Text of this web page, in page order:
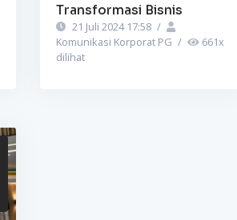
Transformasi Bisnis
21 Juli 2024 17:58 /
Komunikasi Korporat PG / 661x
dilihat